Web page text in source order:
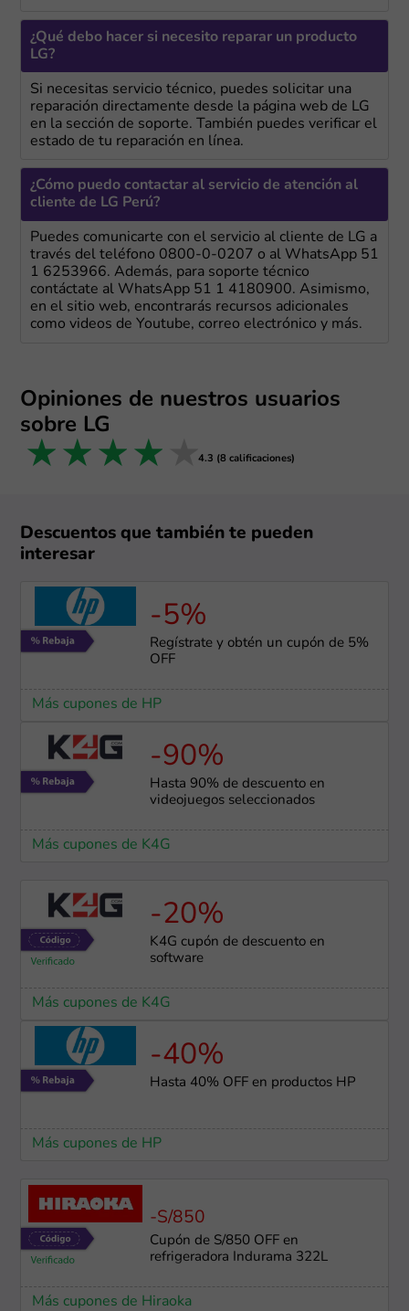
¿Qué debo hacer si necesito reparar un producto
LG?
Si necesitas servicio técnico, puedes solicitar una
reparación directamente desde la página web de LG
en la sección de soporte. También puedes verificar el
estado de tu reparación en línea.
¿Cómo puedo contactar al servicio de atención al
cliente de LG Perú?
Puedes comunicarte con el servicio al cliente de LG a
través del teléfono 0800-0-0207 o al WhatsApp 51
1 6253966. Además, para soporte técnico
contáctate al WhatsApp 51 1 4180900. Asimismo,
en el sitio web, encontrarás recursos adicionales
como videos de Youtube, correo electrónico y más.
Opiniones de nuestros usuarios
sobre LG
5 stars
4 stars
3 stars
2 stars
1 star 4.3 (8 calificaciones)
Descuentos que también te pueden
interesar
-5%
Regístrate y obtén un cupón de 5%
OFF
Más cupones de HP
-90%
Hasta 90% de descuento en
videojuegos seleccionados
Más cupones de K4G
-20%
K4G cupón de descuento en
software
Más cupones de K4G
-40%
Hasta 40% OFF en productos HP
Más cupones de HP
-S/850
Cupón de S/850 OFF en
refrigeradora Indurama 322L
Más cupones de Hiraoka